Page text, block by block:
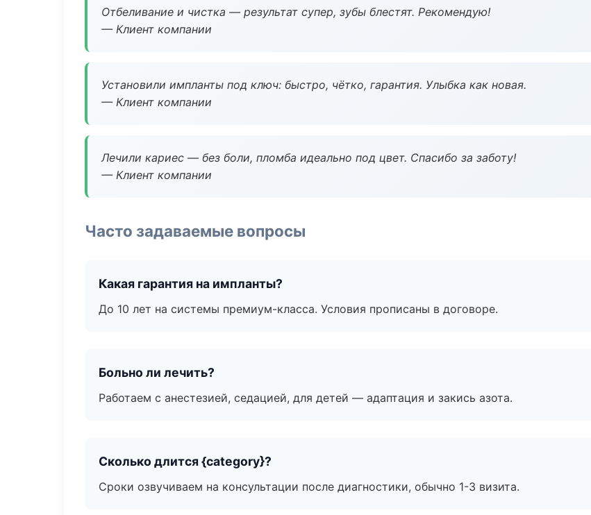
Отбеливание и чистка — результат супер, зубы блестят. Рекомендую!
— Клиент компании
Установили импланты под ключ: быстро, чётко, гарантия. Улыбка как новая.
— Клиент компании
Лечили кариес — без боли, пломба идеально под цвет. Спасибо за заботу!
— Клиент компании
Часто задаваемые вопросы
Какая гарантия на импланты?
До 10 лет на системы премиум-класса. Условия прописаны в договоре.
Больно ли лечить?
Работаем с анестезией, седацией, для детей — адаптация и закись азота.
Сколько длится {category}?
Сроки озвучиваем на консультации после диагностики, обычно 1-3 визита.